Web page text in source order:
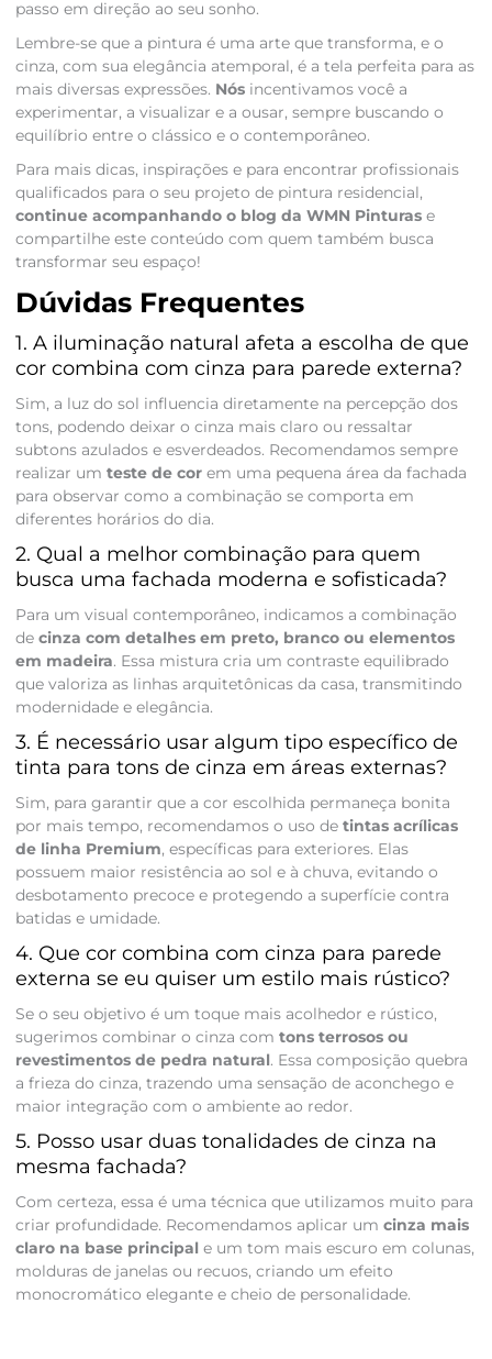
passo em direção ao seu sonho.
Lembre-se que a pintura é uma arte que transforma, e o
cinza, com sua elegância atemporal, é a tela perfeita para as
mais diversas expressões. Nósincentivamos você a
experimentar, a visualizar e a ousar, sempre buscando o
equilíbrio entre o clássico e o contemporâneo.
Para mais dicas, inspirações e para encontrar profissionais
qualificados para o seu projeto de pintura residencial,
continue acompanhando o blog da WMN Pinturase
compartilhe este conteúdo com quem também busca
transformar seu espaço!
Dúvidas Frequentes
1. A iluminação natural afeta a escolha de que
cor combina com cinza para parede externa?
Sim, a luz do sol influencia diretamente na percepção dos
tons, podendo deixar o cinza mais claro ou ressaltar
subtons azulados e esverdeados. Recomendamos sempre
realizar um teste de corem uma pequena área da fachada
para observar como a combinação se comporta em
diferentes horários do dia.
2. Qual a melhor combinação para quem
busca uma fachada moderna e sofisticada?
Para um visual contemporâneo, indicamos a combinação
de cinza com detalhes em preto, branco ou elementos
em madeira. Essa mistura cria um contraste equilibrado
que valoriza as linhas arquitetônicas da casa, transmitindo
modernidade e elegância.
3. É necessário usar algum tipo específico de
tinta para tons de cinza em áreas externas?
Sim, para garantir que a cor escolhida permaneça bonita
por mais tempo, recomendamos o uso de tintas acrílicas
de linha Premium, específicas para exteriores. Elas
possuem maior resistência ao sol e à chuva, evitando o
desbotamento precoce e protegendo a superfície contra
batidas e umidade.
4. Que cor combina com cinza para parede
externa se eu quiser um estilo mais rústico?
Se o seu objetivo é um toque mais acolhedor e rústico,
sugerimos combinar o cinza com tons terrosos ou
revestimentos de pedra natural. Essa composição quebra
a frieza do cinza, trazendo uma sensação de aconchego e
maior integração com o ambiente ao redor.
5. Posso usar duas tonalidades de cinza na
mesma fachada?
Com certeza, essa é uma técnica que utilizamos muito para
criar profundidade. Recomendamos aplicar um cinza mais
claro na base principal e um tom mais escuro em colunas,
molduras de janelas ou recuos, criando um efeito
monocromático elegante e cheio de personalidade.